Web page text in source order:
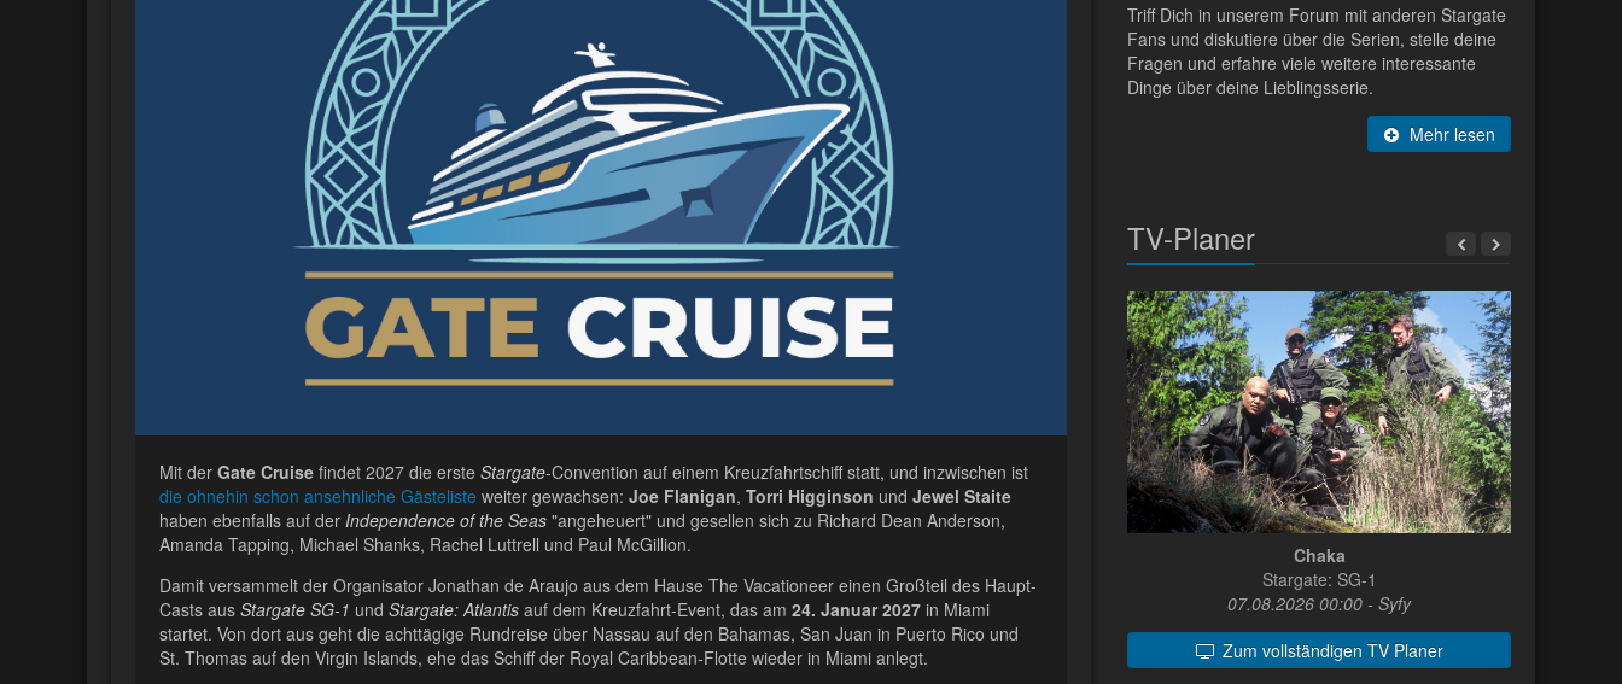
Mit der Gate Cruise findet 2027 die erste Stargate-Convention auf einem Kreuzfahrtschiff statt, und inzwischen ist
die ohnehin schon ansehnliche Gästeliste weiter gewachsen: Joe Flanigan, Torri Higginson und Jewel Staite
haben ebenfalls auf der Independence of the Seas "angeheuert" und gesellen sich zu Richard Dean Anderson,
Amanda Tapping, Michael Shanks, Rachel Luttrell und Paul McGillion.
Damit versammelt der Organisator Jonathan de Araujo aus dem Hause The Vacationeer einen Großteil des Haupt-
Casts aus Stargate SG-1 und Stargate: Atlantis auf dem Kreuzfahrt-Event, das am 24. Januar 2027 in Miami
startet. Von dort aus geht die achttägige Rundreise über Nassau auf den Bahamas, San Juan in Puerto Rico und
St. Thomas auf den Virgin Islands, ehe das Schiff der Royal Caribbean-Flotte wieder in Miami anlegt.
Triff Dich in unserem Forum mit anderen Stargate
Fans und diskutiere über die Serien, stelle deine
Fragen und erfahre viele weitere interessante
Dinge über deine Lieblingsserie.
Mehr lesen
TV-Planer
Chaka
Stargate: SG-1
07.08.2026 00:00 - Syfy
Zum vollständigen TV Planer